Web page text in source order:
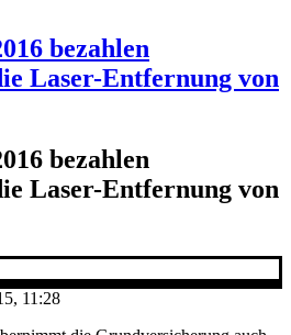
bezahlen
Laser-Entfernung von
bezahlen
Laser-Entfernung von
11:28